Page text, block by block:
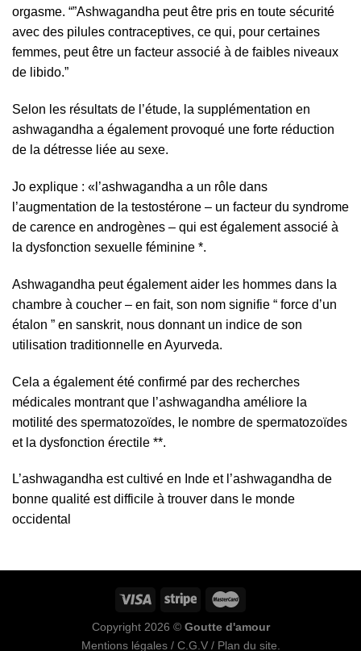
orgasme. “”Ashwagandha peut être pris en toute sécurité
avec des pilules contraceptives, ce qui, pour certaines
femmes, peut être un facteur associé à de faibles niveaux
de libido.”
Selon les résultats de l’étude, la supplémentation en
ashwagandha a également provoqué une forte réduction
de la détresse liée au sexe.
Jo explique : «l’ashwagandha a un rôle dans
l’augmentation de la testostérone – un facteur du syndrome
de carence en androgènes – qui est également associé à
la dysfonction sexuelle féminine *.
Ashwagandha peut également aider les hommes dans la
chambre à coucher – en fait, son nom signifie “ force d’un
étalon ” en sanskrit, nous donnant un indice de son
utilisation traditionnelle en Ayurveda.
Cela a également été confirmé par des recherches
médicales montrant que l’ashwagandha améliore la
motilité des spermatozoïdes, le nombre de spermatozoïdes
et la dysfonction érectile **.
L’ashwagandha est cultivé en Inde et l’ashwagandha de
bonne qualité est difficile à trouver dans le monde
occidental
Copyright 2026 © Goutte d'amour
Mentions légales/ C.G.V/ Plan du site